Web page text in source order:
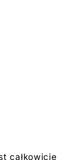
całkowicie